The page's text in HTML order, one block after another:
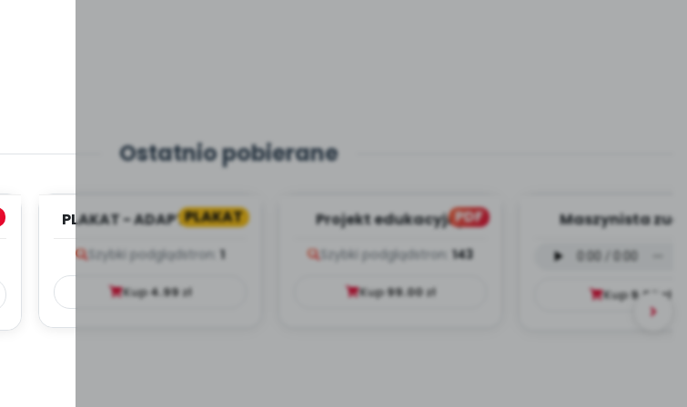
Ostatnio pobierane
PLAKAT
PLAKAT - ADAPTACJA -
Szybki podglądstron: 1
Kup4.99zł
PDF
Projekt edukacyjny
Szybki podglądstron: 143
Kup99.00zł
Maszynista
mp3)
Kup9.99 zł